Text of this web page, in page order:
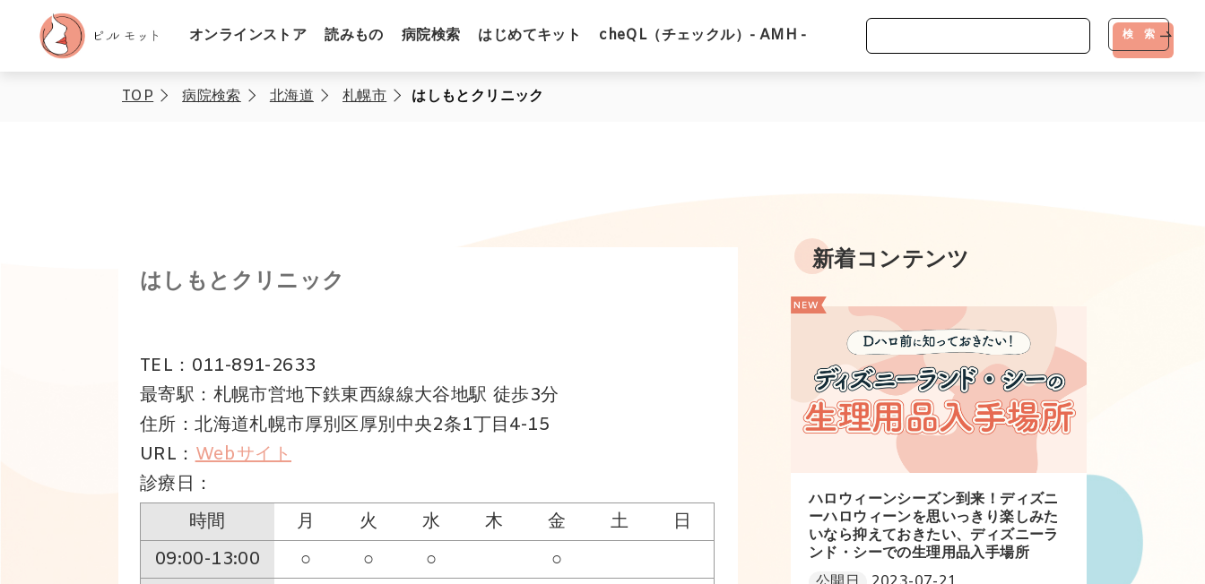
オンラインストア 読みもの 病院検索 はじめてキット cheQL（チェックル）- AMH - 検 索
TOP 病院検索 北海道 札幌市 はしもとクリニック
はしもとクリニック
TEL：011-891-2633
最寄駅：札幌市営地下鉄東西線線大谷地駅 徒歩3分
住所：北海道札幌市厚別区厚別中央2条1丁目4-15
URL：Webサイト
診療日：
時間
月 火 水 木 金 土
日
09:00-13:00
○ ○ ○
○
新着コンテンツ
ハロウィーンシーズン到来！ディズニ
ーハロウィーンを思いっきり楽しみた
いなら抑えておきたい、ディズニーラ
ンド・シーでの生理用品入手場所